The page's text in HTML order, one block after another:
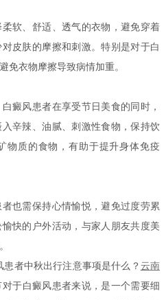
、舒适、透气的衣物，避免穿着
皮肤的摩擦和刺激。特别是对于白
免衣物摩擦导致病情加重。
风患者在享受节日美食的同时，
辛辣、油腻、刺激性食物，保持饮
物质的食物，有助于提升身体免疫
需保持心情愉悦，避免过度劳累
快的户外活动，与家人朋友共度美
者中秋出行注意事项是什么？ 云南
于白癜风患者来说，是一个需要细